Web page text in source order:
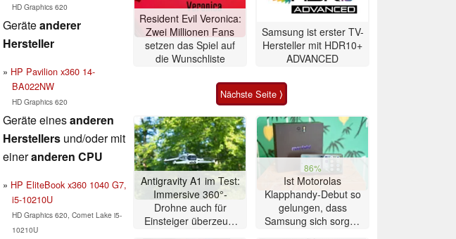
HD Graphics 620
Geräteanderer
Hersteller
HP Pavilion x360 14-
BA022NW
HD Graphics 620
Geräte einesanderen
Herstellers und/oder mit
eineranderen CPU
HP EliteBook x360 1040 G7,
i5-10210U
HD Graphics 620, Comet Lake i5-
10210U
Resident Evil Veronica:
Zwei Millionen Fans
setzen das Spiel auf
die Wunschliste
Samsung ist erster TV-
Hersteller mit HDR10+
ADVANCED
Nächste Seite ⟩
Antigravity A1 im Test:
Immersive 360°-
Drohne auch für
Einsteiger überzeugt
86%
Ist Motorolas
Klapphandy-Debut so
gelungen, dass
Samsung sich sorgen